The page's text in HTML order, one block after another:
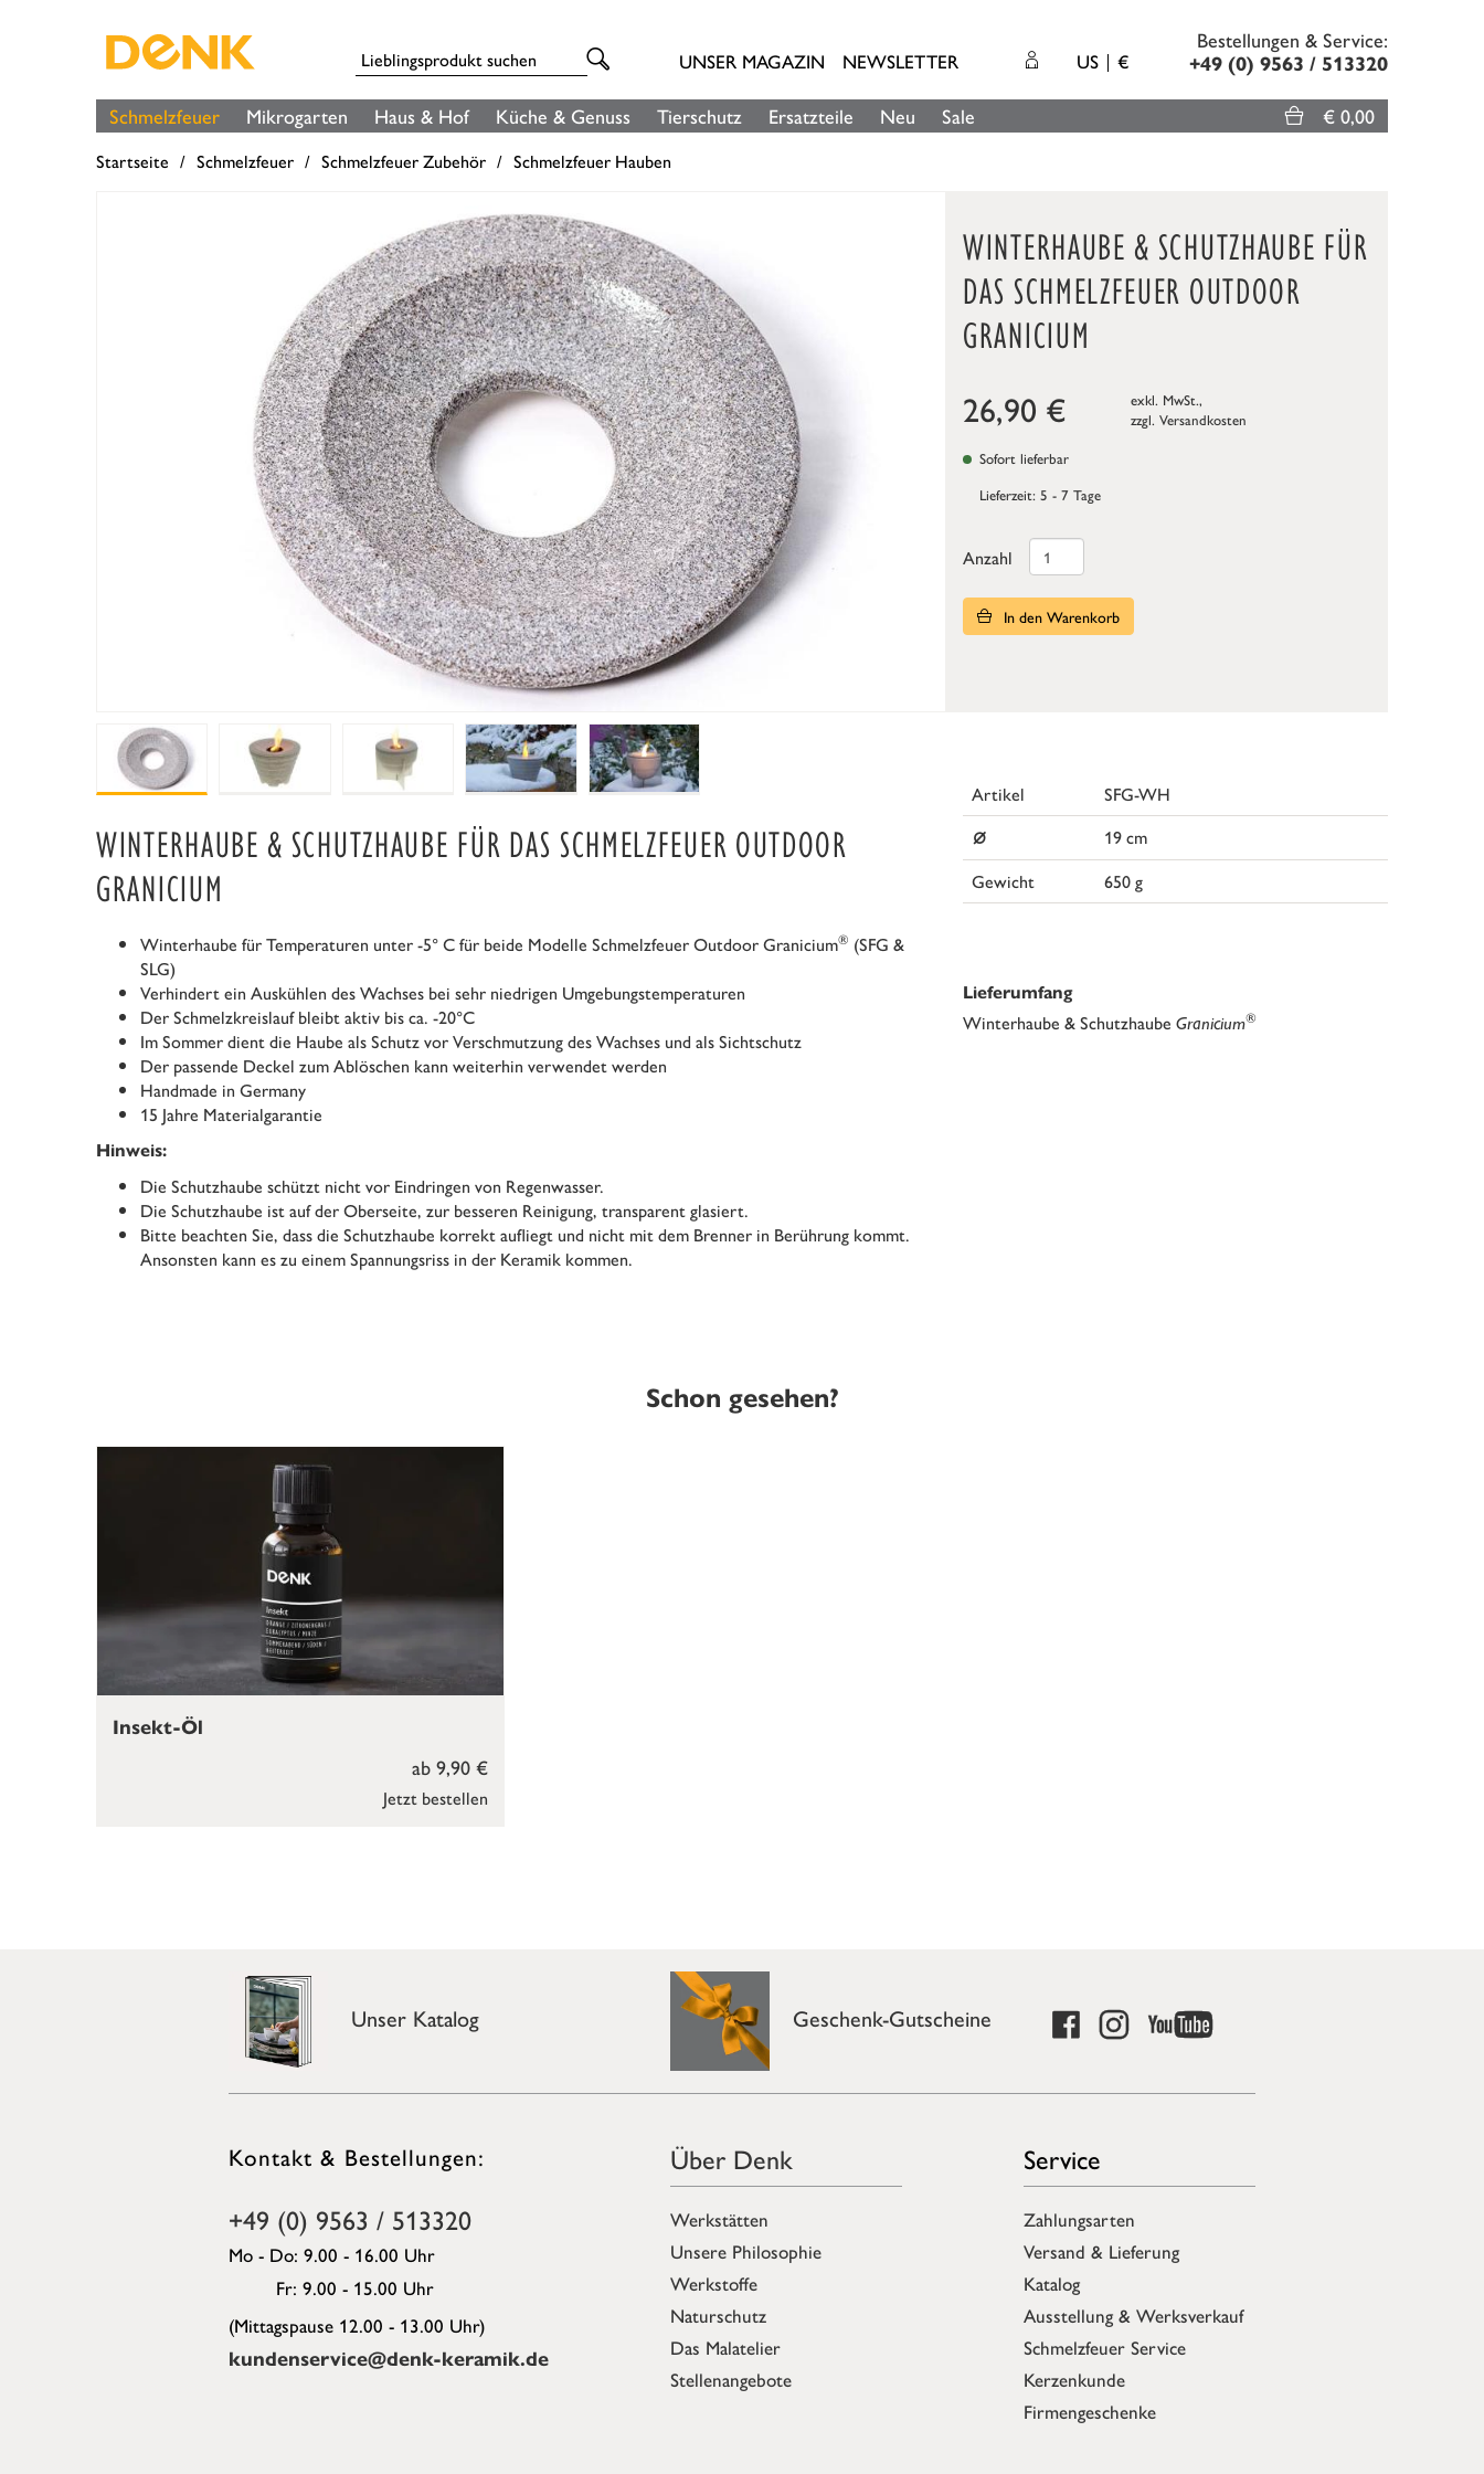
UNSER MAGAZIN NEWSLETTER US €
Bestellungen & Service:
+49 (0) 9563 / 513320
Schmelzfeuer Mikrogarten Haus & Hof Küche & Genuss Tierschutz Ersatzteile Neu Sale € 0,00
Startseite Schmelzfeuer Schmelzfeuer Zubehör Schmelzfeuer Hauben
WINTERHAUBE & SCHUTZHAUBE FÜR
DAS SCHMELZFEUER OUTDOOR
GRANICIUM
26,90 €
exkl. MwSt.,
zzgl. Versandkosten
Sofort lieferbar
Lieferzeit: 5 - 7 Tage
Anzahl
In den Warenkorb
WINTERHAUBE & SCHUTZHAUBE FÜR DAS SCHMELZFEUER OUTDOOR
GRANICIUM
Winterhaube für Temperaturen unter -5° C für beide Modelle Schmelzfeuer Outdoor Granicium® (SFG &
SLG)
Verhindert ein Auskühlen des Wachses bei sehr niedrigen Umgebungstemperaturen
Der Schmelzkreislauf bleibt aktiv bis ca. -20°C
Im Sommer dient die Haube als Schutz vor Verschmutzung des Wachses und als Sichtschutz
Der passende Deckel zum Ablöschen kann weiterhin verwendet werden
Handmade in Germany
15 Jahre Materialgarantie
Hinweis:
Die Schutzhaube schützt nicht vor Eindringen von Regenwasser.
Die Schutzhaube ist auf der Oberseite, zur besseren Reinigung, transparent glasiert.
Bitte beachten Sie, dass die Schutzhaube korrekt aufliegt und nicht mit dem Brenner in Berührung kommt.
Ansonsten kann es zu einem Spannungsriss in der Keramik kommen.
Artikel SFG-WH
⌀
19 cm
Gewicht
650 g
Lieferumfang
Winterhaube & Schutzhaube Granicium®
Schon gesehen?
Jetzt bestellen
ab 9,90 €
Insekt-Öl
Unser Katalog Geschenk-Gutscheine
Kontakt & Bestellungen:
+49 (0) 9563 / 513320
Mo - Do: 9.00 - 16.00 Uhr
Fr: 9.00 - 15.00 Uhr
(Mittagspause 12.00 - 13.00 Uhr)
kundenservice@denk-keramik.de
Über Denk
Werkstätten
Unsere Philosophie
Werkstoffe
Naturschutz
Das Malatelier
Stellenangebote
Service
Zahlungsarten
Versand & Lieferung
Katalog
Ausstellung & Werksverkauf
Schmelzfeuer Service
Kerzenkunde
Firmengeschenke